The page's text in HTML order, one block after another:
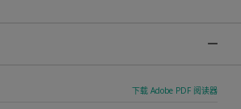
下载 Adobe PDF 阅读器